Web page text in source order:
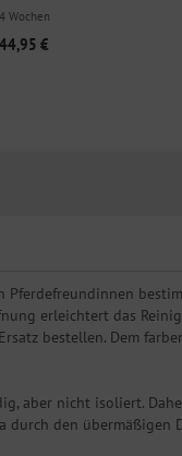
4 Wochen
44,95 €
erleichtert das
bestellen. Dem
aber nicht isoliert.
durch den übermäßigen